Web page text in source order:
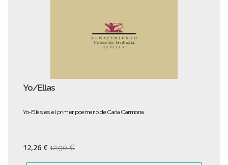
Yo/Ellas
Yo-Ellas es el primer poemario de Carla Carmona.
12,26 € 12,90 €